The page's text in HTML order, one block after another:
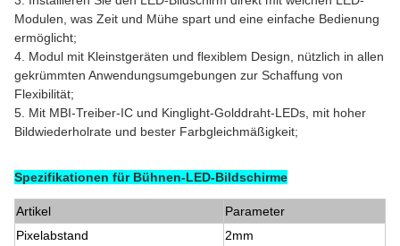
Modulen, was Zeit und Mühe spart und eine einfache Bedienung
ermöglicht;
4. Modul mit Kleinstgeräten und flexiblem Design, nützlich in allen
gekrümmten Anwendungsumgebungen zur Schaffung von
Flexibilität;
5. Mit MBI-Treiber-IC und Kinglight-Golddraht-LEDs, mit hoher
Bildwiederholrate und bester Farbgleichmäßigkeit;
Spezifikationen für Bühnen-LED-Bildschirme
Artikel
Parameter
Pixelabstand
2mm